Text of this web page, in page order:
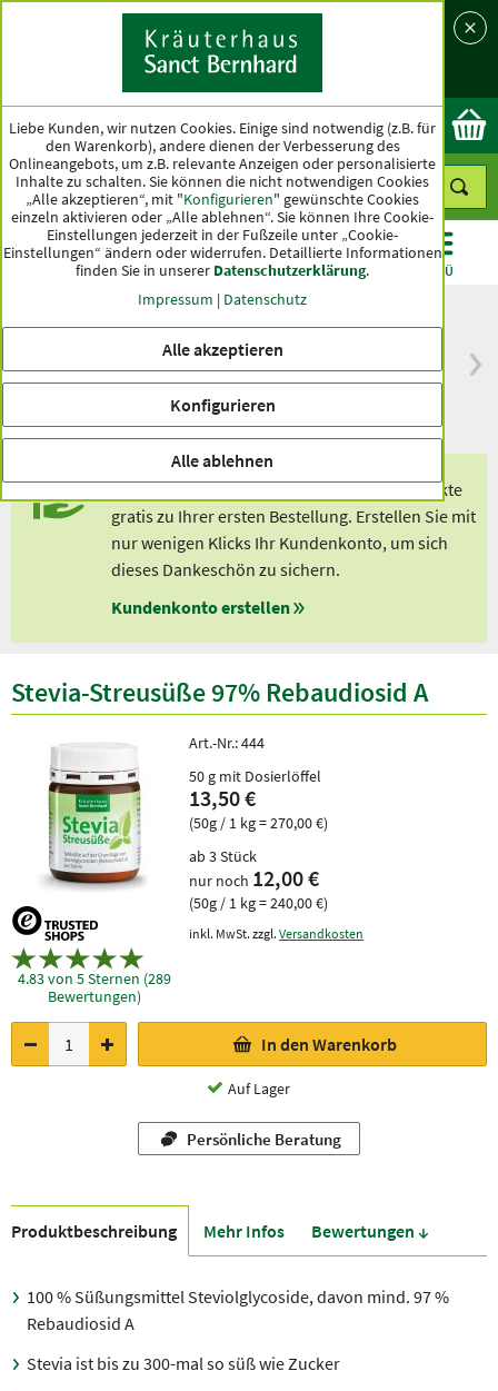
Land
Ok
KATEGORIEN ANGEBOTE TOPSELLER MENÜ
versandkostenfrei
innerhalb Deutschlands
Spitzenqualität seit
Erhalten Sie eines unserer exklusiven Produkte
gratis zu Ihrer ersten Bestellung. Erstellen Sie mit
nur wenigen Klicks Ihr Kundenkonto, um sich
dieses Dankeschön zu sichern.
Kundenkonto erstellen
Stevia-Streusüße 97% Rebaudiosid A
4.83 von 5 Sternen (289
Bewertungen)
Art.-Nr.:444
50 g mit Dosierlöffel
13,50 €
(50g / 1 kg = 270,00 €)
ab 3 Stück
nur noch 12,00 €
(50g / 1 kg = 240,00 €)
inkl. MwSt. zzgl. Versandkosten
In den Warenkorb
Auf Lager
Persönliche Beratung
Produkt­beschreibung Mehr Infos Bewer­tungen ↓
100 % Süßungsmittel Steviolglycoside, davon mind. 97 %
Rebaudiosid A
Stevia ist bis zu 300-mal so süß wie Zucker
Liebe Kunden, wir nutzen Cookies. Einige sind notwendig (z.B. für
den Warenkorb), andere dienen der Verbesserung des
Onlineangebots, um z.B. relevante Anzeigen oder personalisierte
Inhalte zu schalten. Sie können die nicht notwendigen Cookies
„Alle akzeptieren“, mit "Konfigurieren" gewünschte Cookies
einzeln aktivieren oder „Alle ablehnen“. Sie können Ihre Cookie-
Einstellungen jederzeit in der Fußzeile unter „Cookie-
Einstellungen“ ändern oder widerrufen. Detaillierte Informationen
finden Sie in unserer Datenschutzerklärung.
Impressum | Datenschutz
Alle akzeptieren
Konfigurieren
Alle ablehnen